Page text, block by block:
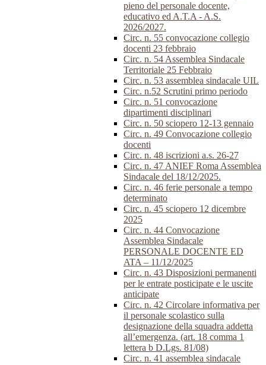
pieno del personale docente,
educativo ed A.T.A - A.S.
2026/2027.
Circ. n. 55 convocazione collegio
docenti 23 febbraio
Circ. n. 54 Assemblea Sindacale
Territoriale 25 Febbraio
Circ. n. 53 assemblea sindacale UIL
Circ. n.52 Scrutini primo periodo
Circ. n. 51 convocazione
dipartimenti disciplinari
Circ. n. 50 sciopero 12-13 gennaio
Circ. n. 49 Convocazione collegio
docenti
Circ. n. 48 iscrizioni a.s. 26-27
Circ. n. 47 ANIEF Roma Assemblea
Sindacale del 18/12/2025.
Circ. n. 46 ferie personale a tempo
determinato
Circ. n. 45 sciopero 12 dicembre
2025
Circ. n. 44 Convocazione
Assemblea Sindacale
PERSONALE DOCENTE ED
ATA – 11/12/2025
Circ. n. 43 Disposizioni permanenti
per le entrate posticipate e le uscite
anticipate
Circ. n. 42 Circolare informativa per
il personale scolastico sulla
designazione della squadra addetta
all’emergenza. (art. 18 comma 1
lettera b D.Lgs. 81/08)
Circ. n. 41 assemblea sindacale